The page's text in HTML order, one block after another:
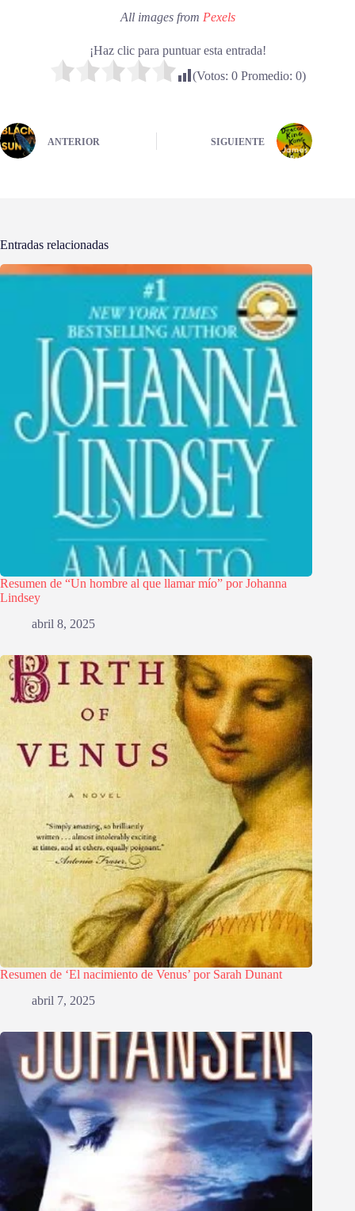
All images from Pexels
¡Haz clic para puntuar esta entrada!
(Votos: 0Promedio: 0)
ANTERIOR SIGUIENTE
Entradas relacionadas
Resumen de “Un hombre al que llamar mío” por Johanna
Lindsey
abril 8, 2025
Resumen de ‘El nacimiento de Venus’ por Sarah Dunant
abril 7, 2025